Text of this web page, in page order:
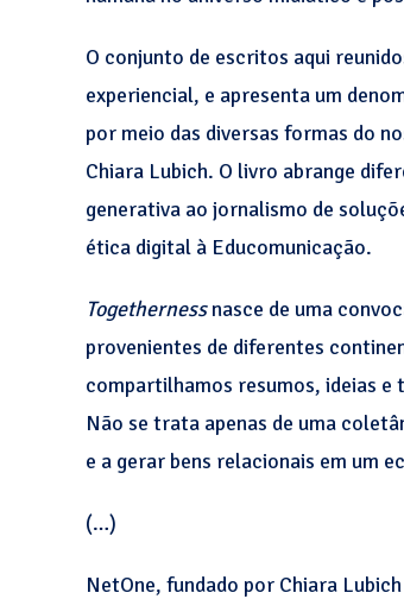
O conjunto de escritos aqui
experiencial, e apresenta um
por meio das diversas formas do
Chiara Lubich. O livro abrange
generativa ao jornalismo de
ética digital à Educomunicação.
Togethernessnasce de uma
provenientes de diferentes
compartilhamos resumos, ideias
Não se trata apenas de uma
e a gerar bens relacionais em um
(…)
NetOne, fundado por Chiara